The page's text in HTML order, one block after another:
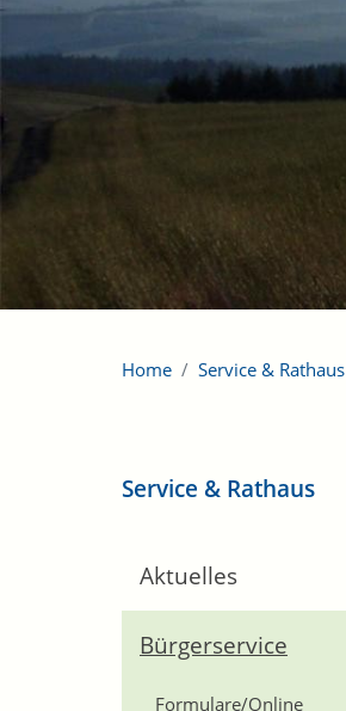
Home Service & Rathaus
Service & Rathaus
Aktuelles
Bürgerservice
Formulare/Online